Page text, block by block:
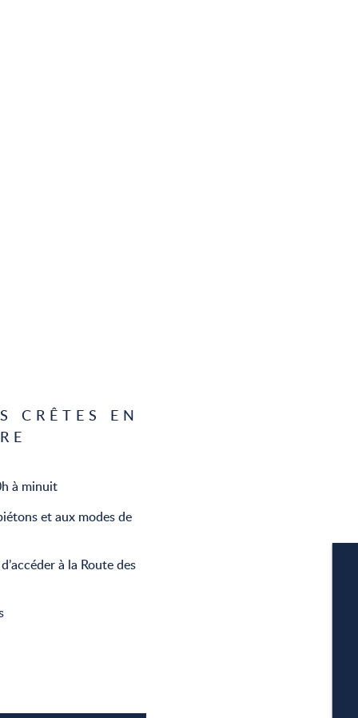
CRÊTES EN
à minuit
et aux modes de
à la Route des